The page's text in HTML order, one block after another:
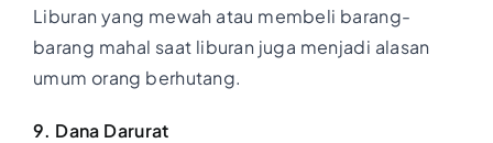
Liburan yang mewah atau membeli barang-
barang mahal saat liburan juga menjadi alasan
umum orang berhutang.
9. Dana Darurat